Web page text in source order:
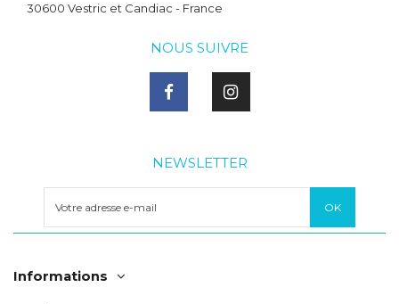
30600 Vestric et Candiac - France
NOUS SUIVRE
NEWSLETTER
Informations